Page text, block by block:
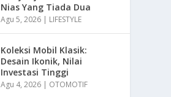
Nias Yang Tiada Dua
Agu 5, 2026 | LIFESTYLE
Koleksi Mobil Klasik:
Desain Ikonik, Nilai
Investasi Tinggi
Agu 4, 2026 | OTOMOTIF